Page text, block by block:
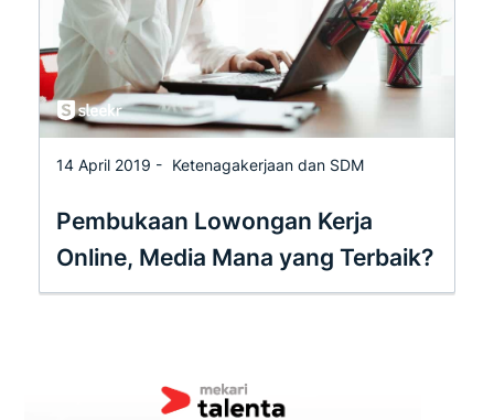
14 April 2019 - Ketenagakerjaan dan SDM
Pembukaan Lowongan Kerja
Online, Media Mana yang Terbaik?